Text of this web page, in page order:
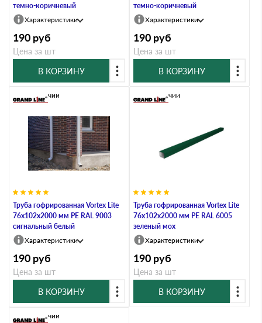
темно-коричневый
Характеристики
190 руб
Цена за шт
В КОРЗИНУ
темно-коричневый
Характеристики
190 руб
Цена за шт
В КОРЗИНУ
Труба гофрированная Vortex Lite
76х102х2000 мм PE RAL 9003
сигнальный белый
В наличии
Характеристики
190 руб
Цена за шт
В КОРЗИНУ
Труба гофрированная Vortex Lite
76х102х2000 мм PE RAL 6005
зеленый мох
В наличии
Характеристики
190 руб
Цена за шт
В КОРЗИНУ
В наличии